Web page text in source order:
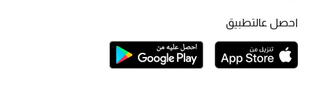
أحذية مختارة
تسوقوا الأحذية
احصل عالتطبيق